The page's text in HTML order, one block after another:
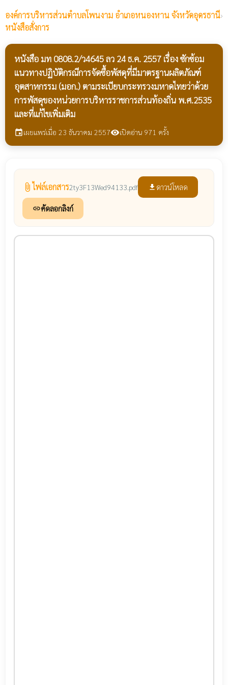
องค์การบริหารส่วนตำบลโพนงาม อำเภอหนองหาน จังหวัดอุดรธานี›
หนังสือสั่งการ
หนังสือ มท 0808.2/ว4645 ลว 24 ธ.ค. 2557 เรื่อง ซักซ้อม
แนวทางปฏิบัติกรณีการจัดซื้อพัสดุที่มีมาตรฐานผลิตภัณฑ์
อุตสาหกรรม (มอก.) ตามระเบียบกระทรวงมหาดไทยว่าด้วย
การพัสดุของหน่วยการบริหารราชการส่วนท้องถิ่น พ.ศ.2535
และที่แก้ไขเพิ่มเติม
eventเผยแพร่เมื่อ 23 ธันวาคม 2557visibilityเปิดอ่าน 971 ครั้ง
attach_file ไฟล์เอกสาร2ty3F13Wed94133.pdf file_download ดาวน์โหลด
linkคัดลอกลิงก์